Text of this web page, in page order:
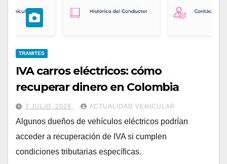
TRAMITES
IVA carros eléctricos: cómo
recuperar dinero en Colombia
7 JULIO, 2026 ACTUALIDAD VEHICULAR
Algunos dueños de vehículos eléctricos podrían
acceder a recuperación de IVA si cumplen
condiciones tributarias específicas.